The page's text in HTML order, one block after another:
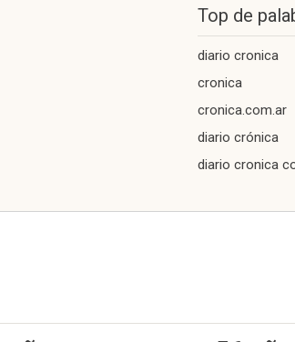
Top de
diario cronica
cronica
cronica.com.ar
diario crónica
diario cronica